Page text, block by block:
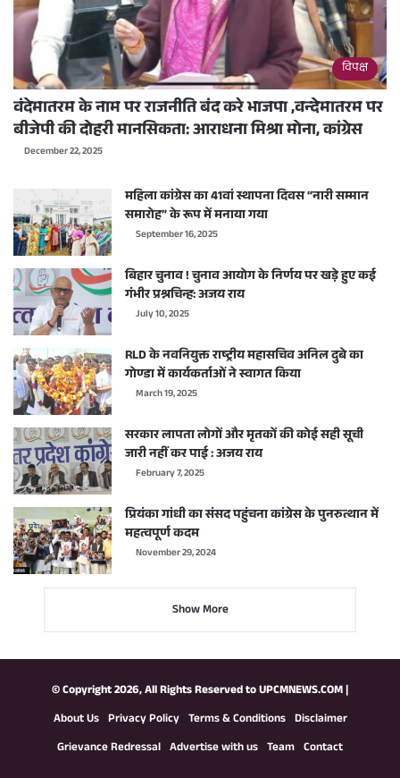
विपक्ष
वंदेमातरम के नाम पर राजनीति बंद करे भाजपा ,वन्देमातरम पर
बीजेपी की दोहरी मानसिकता: आराधना मिश्रा मोना, कांग्रेस
December 22, 2025
महिला कांग्रेस का 41वां स्थापना दिवस “नारी सम्मान
समारोह” के रूप में मनाया गया
September 16, 2025
बिहार चुनाव ! चुनाव आयोग के निर्णय पर खड़े हुए कई
गंभीर प्रश्नचिन्ह: अजय राय
July 10, 2025
RLD के नवनियुक्त राष्ट्रीय महासचिव अनिल दुबे का
गोण्डा में कार्यकर्ताओं ने स्वागत किया
March 19, 2025
सरकार लापता लोगों और मृतकों की कोई सही सूची
जारी नहीं कर पाई : अजय राय
February 7, 2025
प्रियंका गांधी का संसद पहुंचना कांग्रेस के पुनरुत्थान में
महत्वपूर्ण कदम
November 29, 2024
Show More
© Copyright 2026, All Rights Reserved toUPCMNEWS.COM|
About Us Privacy Policy Terms & Conditions Disclaimer
Grievance Redressal Advertise with us Team Contact